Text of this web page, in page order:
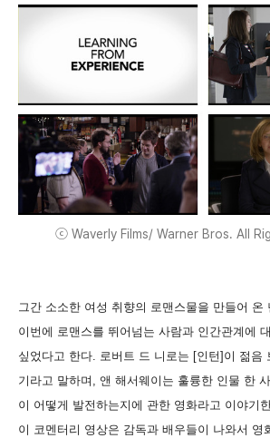
ⓒ Waverly Films/ Warner Bros. All
그간 소소한 여성 취향의 로맨스물을 만들어 온
이번에 로맨스를 뛰어넘는 사람과 인간관계에
싶었다고 한다. 로버트 드 니로는 [인턴]이 젊음
기라고 말하며, 앤 해서웨이는 훌륭한 인물 한
이 어떻게 발전하는지에 관한 영화라고 이야기
이 코멘터리 영상은 감독과 배우들이 나와서 영